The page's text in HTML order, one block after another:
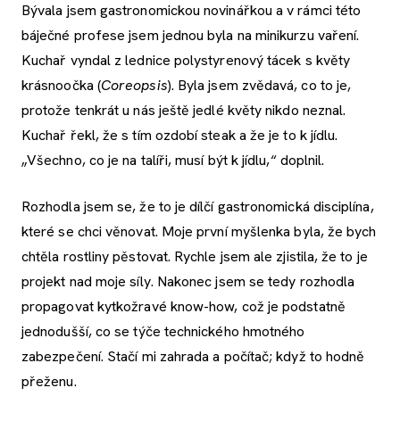
Bývala jsem gastronomickou novinářkou a v rámci této
báječné profese jsem jednou byla na minikurzu vaření.
Kuchař vyndal z lednice polystyrenový tácek s květy
krásnoočka (Coreopsis). Byla jsem zvědavá, co to je,
protože tenkrát u nás ještě jedlé květy nikdo neznal.
Kuchař řekl, že s tím ozdobí steak a že je to k jídlu.
„Všechno, co je na talíři, musí být k jídlu,“ doplnil.
Rozhodla jsem se, že to je dílčí gastronomická disciplína,
které se chci věnovat. Moje první myšlenka byla, že bych
chtěla rostliny pěstovat. Rychle jsem ale zjistila, že to je
projekt nad moje síly. Nakonec jsem se tedy rozhodla
propagovat kytkožravé know-how, což je podstatně
jednodušší, co se týče technického hmotného
zabezpečení. Stačí mi zahrada a počítač; když to hodně
přeženu.